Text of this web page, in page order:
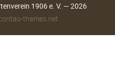
1906 e. V. — 2026
themes.net